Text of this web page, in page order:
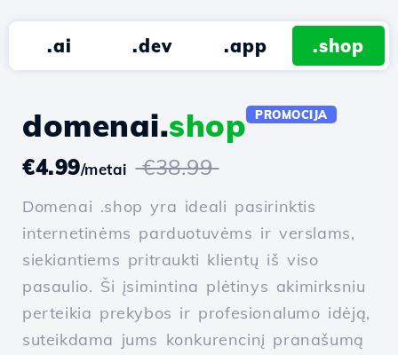
.ai .dev .app .shop
domenai.shop PROMOCIJA
€4.99/metai €38.99
Domenai .shop yra ideali pasirinktis
internetinėms parduotuvėms ir verslams,
siekiantiems pritraukti klientų iš viso
pasaulio. Ši įsimintina plėtinys akimirksniu
perteikia prekybos ir profesionalumo idėją,
suteikdama jums konkurencinį pranašumą